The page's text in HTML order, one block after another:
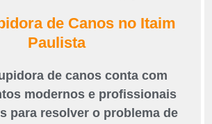
de Canos no Itaim
Paulista
de canos conta com
modernos e profissionais
para resolver o problema de